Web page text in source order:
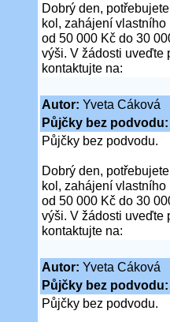
Dobrý den,
kol, zahájení
od 50 000 Kč do 30
výši. V žádosti uveďte
kontaktujte na:
Autor: Yveta Cáková
Půjčky bez podvodu:
Půjčky bez podvodu.
Dobrý den,
kol, zahájení
od 50 000 Kč do 30
výši. V žádosti uveďte
kontaktujte na:
Autor: Yveta Cáková
Půjčky bez podvodu:
Půjčky bez podvodu.